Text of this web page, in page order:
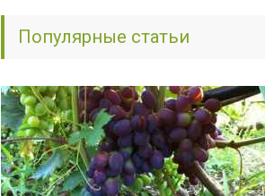
Популярные статьи